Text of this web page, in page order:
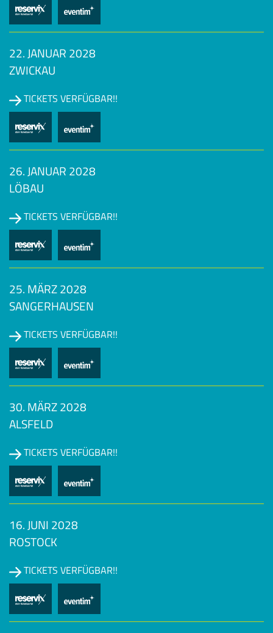
22. JANUAR 2028
ZWICKAU
TICKETS VERFÜGBAR!!
26. JANUAR 2028
LÖBAU
TICKETS VERFÜGBAR!!
25. MÄRZ 2028
SANGERHAUSEN
TICKETS VERFÜGBAR!!
30. MÄRZ 2028
ALSFELD
TICKETS VERFÜGBAR!!
16. JUNI 2028
ROSTOCK
TICKETS VERFÜGBAR!!